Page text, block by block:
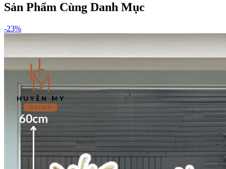
Sản Phẩm Cùng Danh Mục
-23%